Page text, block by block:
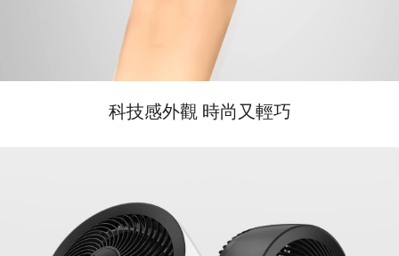
科技感外觀 時尚又輕巧